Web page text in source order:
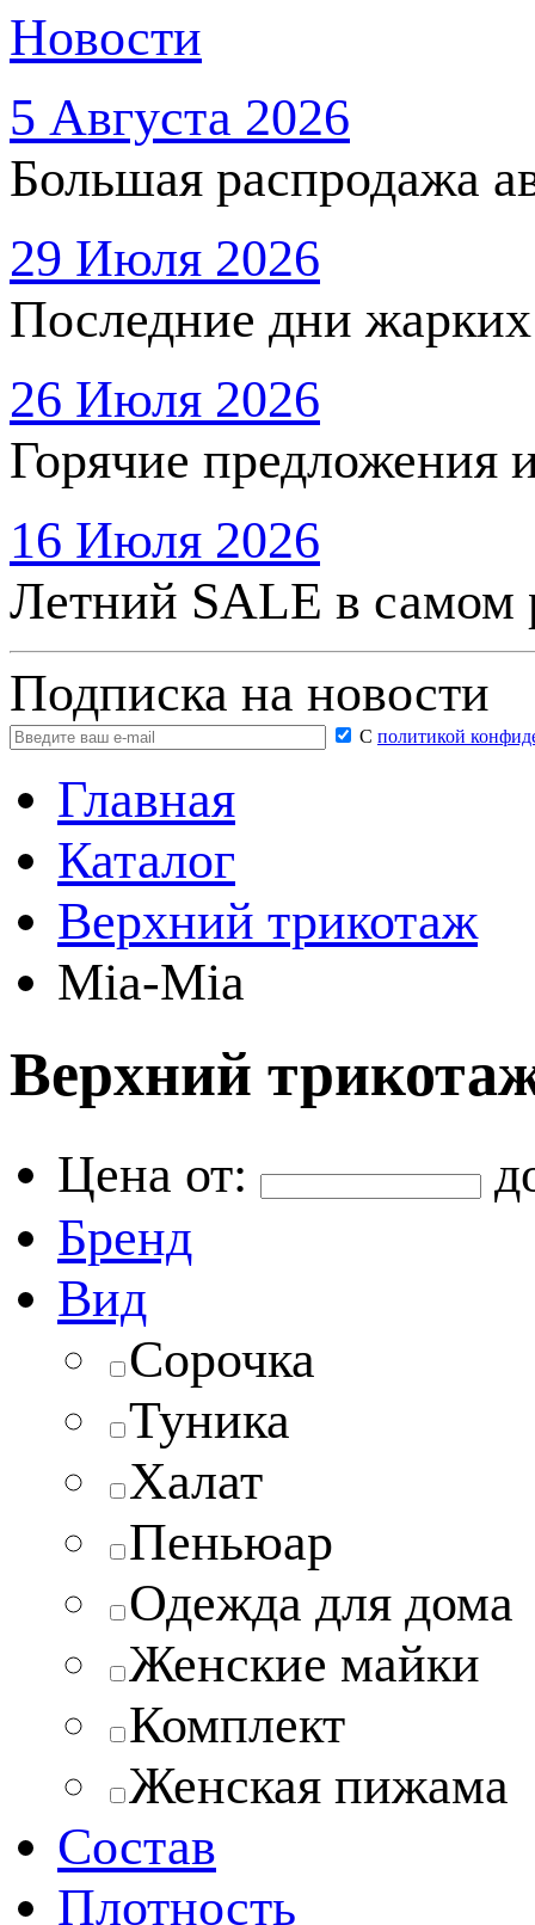
Новости
5 Августа 2026
Большая распродажа
29 Июля 2026
Последние дни
26 Июля 2026
Горячие предложения
16 Июля 2026
Летний SALE в самом
Подписка на новости
С политикой
Главная
Каталог
Верхний трикотаж
Mia-Mia
Верхний
Цена от:
Бренд
Вид
Сорочка
Туника
Халат
Пеньюар
Одежда для дома
Женские майки
Комплект
Женская пижама
Состав
Плотность